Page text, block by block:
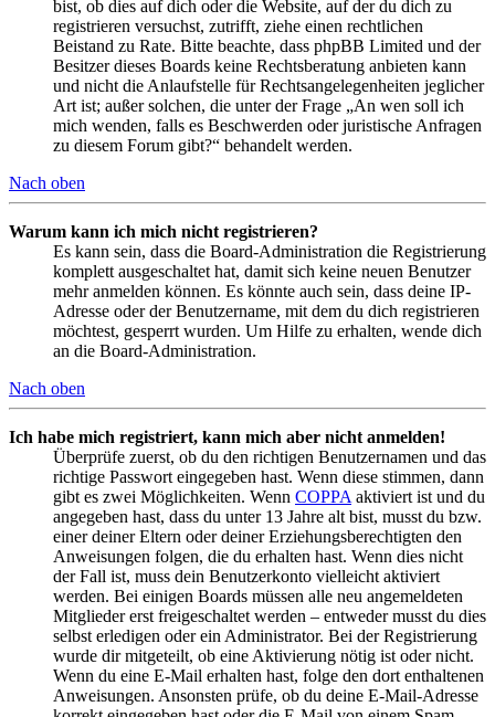
bist, ob dies auf dich oder die Website, auf der du dich zu
registrieren versuchst, zutrifft, ziehe einen rechtlichen
Beistand zu Rate. Bitte beachte, dass phpBB Limited und der
Besitzer dieses Boards keine Rechtsberatung anbieten kann
und nicht die Anlaufstelle für Rechtsangelegenheiten jeglicher
Art ist; außer solchen, die unter der Frage „An wen soll ich
mich wenden, falls es Beschwerden oder juristische Anfragen
zu diesem Forum gibt?“ behandelt werden.
Nach oben
Warum kann ich mich nicht registrieren?
Es kann sein, dass die Board-Administration die Registrierung
komplett ausgeschaltet hat, damit sich keine neuen Benutzer
mehr anmelden können. Es könnte auch sein, dass deine IP-
Adresse oder der Benutzername, mit dem du dich registrieren
möchtest, gesperrt wurden. Um Hilfe zu erhalten, wende dich
an die Board-Administration.
Nach oben
Ich habe mich registriert, kann mich aber nicht anmelden!
Überprüfe zuerst, ob du den richtigen Benutzernamen und das
richtige Passwort eingegeben hast. Wenn diese stimmen, dann
gibt es zwei Möglichkeiten. Wenn COPPA aktiviert ist und du
angegeben hast, dass du unter 13 Jahre alt bist, musst du bzw.
einer deiner Eltern oder deiner Erziehungsberechtigten den
Anweisungen folgen, die du erhalten hast. Wenn dies nicht
der Fall ist, muss dein Benutzerkonto vielleicht aktiviert
werden. Bei einigen Boards müssen alle neu angemeldeten
Mitglieder erst freigeschaltet werden – entweder musst du dies
selbst erledigen oder ein Administrator. Bei der Registrierung
wurde dir mitgeteilt, ob eine Aktivierung nötig ist oder nicht.
Wenn du eine E-Mail erhalten hast, folge den dort enthaltenen
Anweisungen. Ansonsten prüfe, ob du deine E-Mail-Adresse